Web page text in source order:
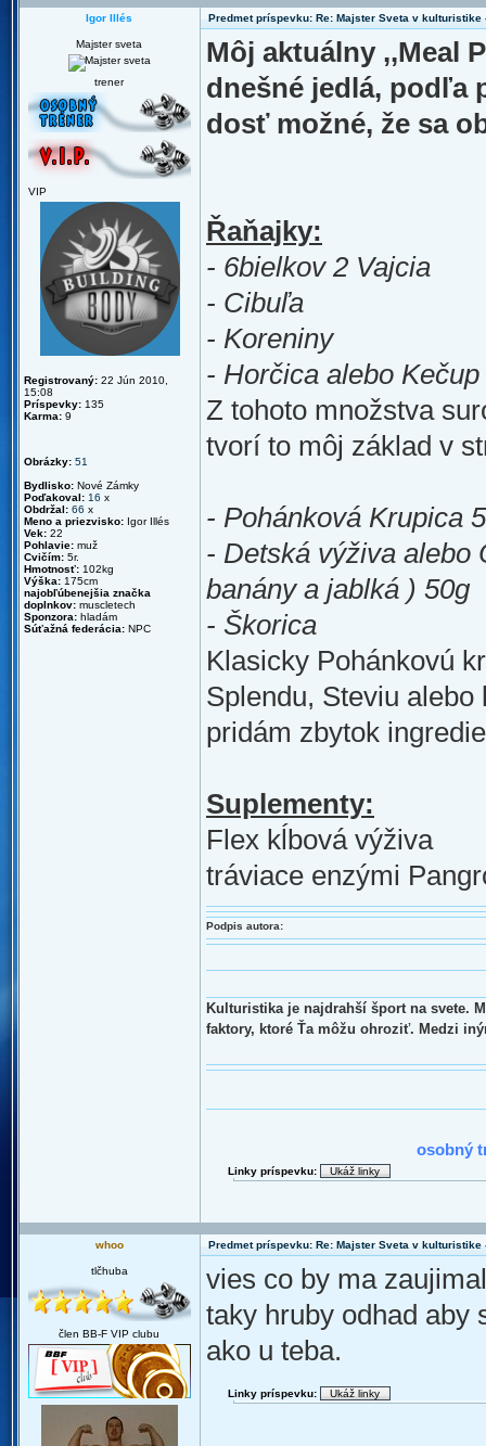
Igor Illés Predmet príspevku: Re: Majster Sveta v kulturistike
Majster sveta
trener
VIP
Registrovaný: 22 Jún 2010,
15:08
Príspevky: 135
Karma: 9
Obrázky: 51
Bydlisko: Nové Zámky
Poďakoval: 16 x
Obdržal: 66 x
Meno a priezvisko: Igor Illés
Vek: 22
Pohlavie: muž
Cvičím: 5r.
Hmotnosť: 102kg
Výška: 175cm
najobľúbenejšia značka
doplnkov: muscletech
Sponzora: hladám
Súťažná federácia: NPC
Môj aktuálny ,,Meal
dnešné jedlá, podľa
dosť možné, že sa
Řaňajky:
- 6bielkov 2 Vajcia
- Cibuľa
- Koreniny
- Horčica alebo Kečup
Z tohoto množstva
tvorí to môj základ v
- Pohánková Krupica
- Detská výživa alebo
banány a jablká ) 50g
- Škorica
Klasicky Pohánkovú
Splendu, Steviu
pridám zbytok
Suplementy:
Flex kĺbová výživa
tráviace enzými
Podpis autora:
Kulturistika je najdrahší šport na svete.
faktory, ktoré Ťa môžu ohroziť. Medzi
osobný
Linky príspevku:
whoo Predmet príspevku: Re: Majster Sveta v kulturistike
tlčhuba
člen BB-F VIP clubu
vies co by ma
taky hruby odhad aby
ako u teba.
Linky príspevku: